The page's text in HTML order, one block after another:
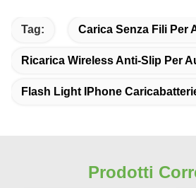
Tag: Carica Senza Fili Per
Ricarica Wireless Anti-Slip Per
Flash Light IPhone
Prodotti